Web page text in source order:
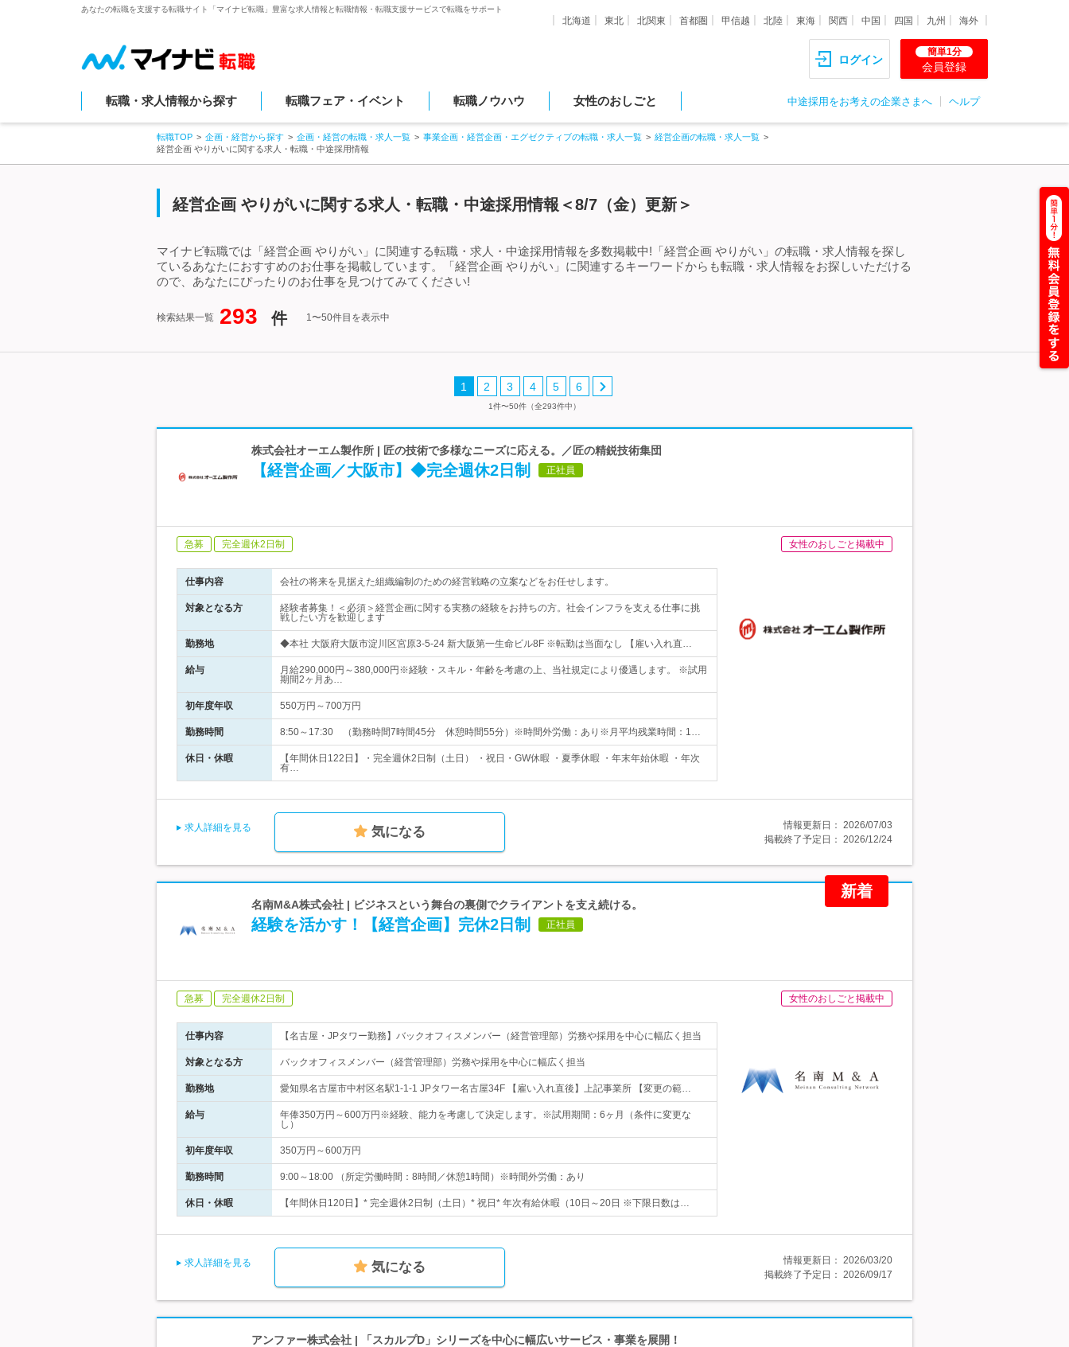
あなたの転職を支援する転職サイト「マイナビ転職」豊富な求人情報と転職情報・転職支援サービスで転職をサポート
北海道 東北 北関東 首都圏 甲信越 北陸 東海 関西 中国 四国 九州 海外
ログイン
簡単1分
会員登録
転職・求人情報から探す 転職フェア・イベント 転職ノウハウ 女性のおしごと 中途採用をお考えの企業さまへ ヘルプ
転職TOP 企画・経営から探す 企画・経営の転職・求人一覧 事業企画・経営企画・エグゼクティブの転職・求人一覧
経営企画の転職・求人一覧
経営企画 やりがいに関する求人・転職・中途採用情報
経営企画 やりがいに関する求人・転職・中途採用情報＜8/7（金）更新＞
マイナビ転職では「経営企画 やりがい」に関連する転職・求人・中途採用情報を多数掲載中!「経営企画 やりがい」の転職・求人情報を探し
ているあなたにおすすめのお仕事を掲載しています。「経営企画 やりがい」に関連するキーワードからも転職・求人情報をお探しいただける
ので、あなたにぴったりのお仕事を見つけてみてください!
検索結果一覧 293 件 1〜50件目を表示中
1 2 3 4 5 6
1件〜50件（全293件中）
株式会社オーエム製作所 | 匠の技術で多様なニーズに応える。／匠の精鋭技術集団
【経営企画／大阪市】◆完全週休2日制 正社員
急募 完全週休2日制 女性のおしごと掲載中
仕事内容 会社の将来を見据えた組織編制のための経営戦略の立案などをお任せします。
対象となる方
経験者募集！＜必須＞経営企画に関する実務の経験をお持ちの方。社会インフラを支える仕事に挑
戦したい方を歓迎します
勤務地 ◆本社 大阪府大阪市淀川区宮原3-5-24 新大阪第一生命ビル8F ※転勤は当面なし 【雇い入れ直…
給与
月給290,000円～380,000円※経験・スキル・年齢を考慮の上、当社規定により優遇します。 ※試用
期間2ヶ月あ…
初年度年収 550万円～700万円
勤務時間 8:50～17:30 （勤務時間7時間45分 休憩時間55分）※時間外労働：あり※月平均残業時間：1…
休日・休暇
【年間休日122日】・完全週休2日制（土日） ・祝日・GW休暇 ・夏季休暇 ・年末年始休暇 ・年次
有…
求人詳細を見る 気になる 情報更新日： 2026/07/03
掲載終了予定日： 2026/12/24
新着
名南M&A株式会社 | ビジネスという舞台の裏側でクライアントを支え続ける。
経験を活かす！【経営企画】完休2日制 正社員
急募 完全週休2日制 女性のおしごと掲載中
仕事内容 【名古屋・JPタワー勤務】バックオフィスメンバー（経営管理部）労務や採用を中心に幅広く担当
対象となる方 バックオフィスメンバー（経営管理部）労務や採用を中心に幅広く担当
勤務地 愛知県名古屋市中村区名駅1-1-1 JPタワー名古屋34F 【雇い入れ直後】上記事業所 【変更の範…
給与
年俸350万円～600万円※経験、能力を考慮して決定します。※試用期間：6ヶ月（条件に変更な
し）
初年度年収 350万円～600万円
勤務時間 9:00～18:00 （所定労働時間：8時間／休憩1時間）※時間外労働：あり
休日・休暇 【年間休日120日】* 完全週休2日制（土日）* 祝日* 年次有給休暇（10日～20日 ※下限日数は…
求人詳細を見る 気になる 情報更新日： 2026/03/20
掲載終了予定日： 2026/09/17
アンファー株式会社 | 「スカルプD」シリーズを中心に幅広いサービス・事業を展開！